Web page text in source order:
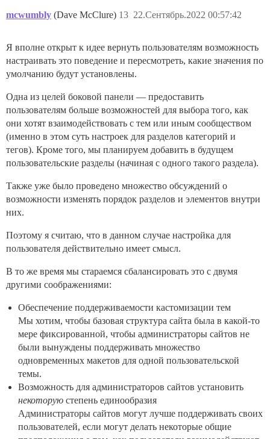
mcwumbly (Dave McClure) 22.Сентябрь.2022 00:57:42
13
Я вполне открыт к идее вернуть пользователям возможность
настраивать это поведение и пересмотреть, какие значения по
умолчанию будут установлены.
Одна из целей боковой панели — предоставить
пользователям больше возможностей для выбора того, как
они хотят взаимодействовать с тем или иным сообществом
(именно в этом суть настроек для разделов категорий и
тегов). Кроме того, мы планируем добавить в будущем
пользовательские разделы (начиная с одного такого раздела).
Также уже было проведено множество обсуждений о
возможности изменять порядок разделов и элементов внутри
них.
Поэтому я считаю, что в данном случае настройка для
пользователя действительно имеет смысл.
В то же время мы стараемся сбалансировать это с двумя
другими соображениями:
Обеспечение поддерживаемости кастомизации тем
Мы хотим, чтобы базовая структура сайта была в какой-то
мере фиксированной, чтобы администраторы сайтов не
были вынуждены поддерживать множество
одновременных макетов для одной пользовательской
темы.
Возможность для администраторов сайтов установить
некоторую степень единообразия
Администраторы сайтов могут лучше поддерживать своих
пользователей, если могут делать некоторые общие